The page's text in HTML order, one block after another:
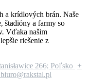
a krídlových brán. Naše
štadióny a farmy so
Vďaka našim
riešenie z
266; Poľsko +
biuro@rakstal.pl